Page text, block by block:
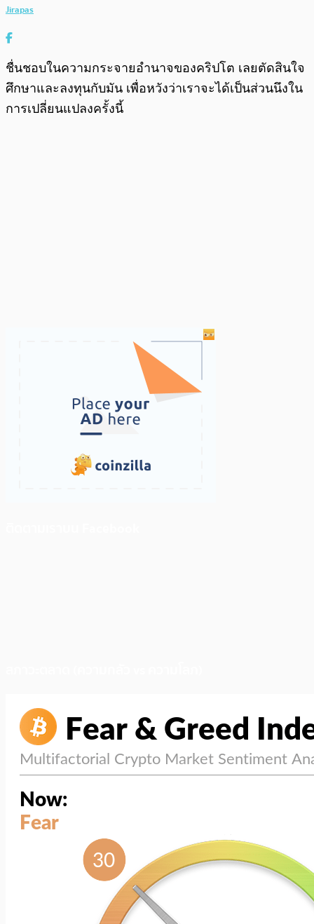
Jirapas
ชื่นชอบในความกระจายอำนาจของคริปโต เลยตัดสินใจ
ศึกษาและลงทุนกับมัน เพื่อหวังว่าเราจะได้เป็นส่วนนึงใน
การเปลี่ยนแปลงครั้งนี้